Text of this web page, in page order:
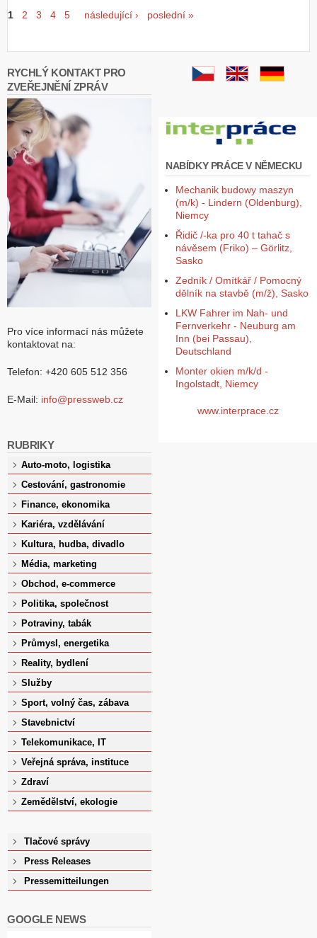
Stránky
1 2 3 4 5 následující › poslední »
RYCHLÝ KONTAKT PRO
ZVEŘEJNĚNÍ ZPRÁV
Pro více informací nás můžete
kontaktovat na:
Telefon: +420 605 512 356
E-Mail: info@pressweb.cz
RUBRIKY
Auto-moto, logistika
Cestování, gastronomie
Finance, ekonomika
Kariéra, vzdělávání
Kultura, hudba, divadlo
Média, marketing
Obchod, e-commerce
Politika, společnost
Potraviny, tabák
Průmysl, energetika
Reality, bydlení
Služby
Sport, volný čas, zábava
Stavebnictví
Telekomunikace, IT
Veřejná správa, instituce
Zdraví
Zemědělství, ekologie
Tlačové správy
Press Releases
Pressemitteilungen
GOOGLE NEWS
NABÍDKY PRÁCE V NĚMECKU
Mechanik budowy maszyn
(m/k) - Lindern (Oldenburg),
Niemcy
Řidič /-ka pro 40 t tahač s
návěsem (Friko) – Görlitz,
Sasko
Zedník / Omítkář / Pomocný
dělník na stavbě (m/ž), Sasko
LKW Fahrer im Nah- und
Fernverkehr - Neuburg am
Inn (bei Passau),
Deutschland
Monter okien m/k/d -
Ingolstadt, Niemcy
www.interprace.cz